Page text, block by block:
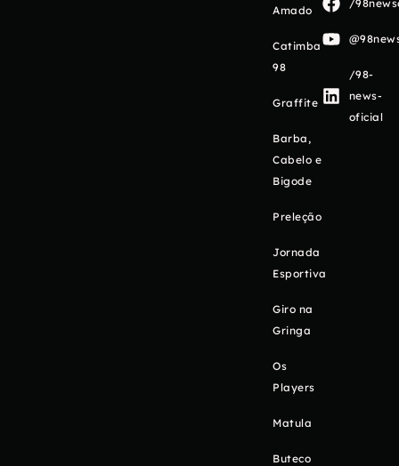
Amado
Catimba
98
Graffite
Barba,
Cabelo e
Bigode
Preleção
Jornada
Esportiva
Giro na
Gringa
Os
Players
Matula
Buteco
/
/98-
news-
oficial